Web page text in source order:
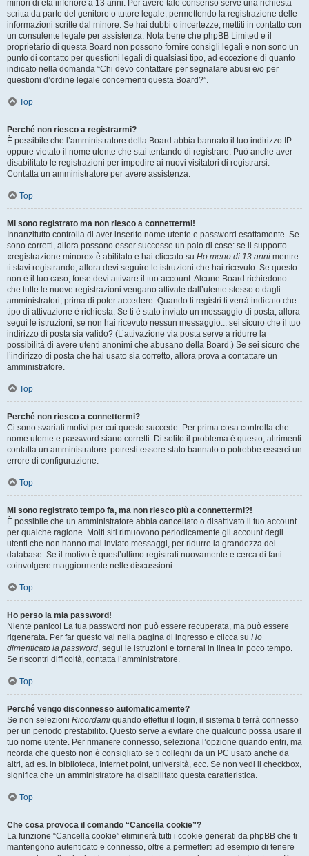
minori di età inferiore a 13 anni. Per avere tale consenso serve una richiesta
scritta da parte del genitore o tutore legale, permettendo la registrazione delle
informazioni scritte dal minore. Se hai dubbi o incertezze, mettiti in contatto con
un consulente legale per assistenza. Nota bene che phpBB Limited e il
proprietario di questa Board non possono fornire consigli legali e non sono un
punto di contatto per questioni legali di qualsiasi tipo, ad eccezione di quanto
indicato nella domanda “Chi devo contattare per segnalare abusi e/o per
questioni d’ordine legale concernenti questa Board?”.
Top
Perché non riesco a registrarmi?
È possibile che l’amministratore della Board abbia bannato il tuo indirizzo IP
oppure vietato il nome utente che stai tentando di registrare. Può anche aver
disabilitato le registrazioni per impedire ai nuovi visitatori di registrarsi.
Contatta un amministratore per avere assistenza.
Top
Mi sono registrato ma non riesco a connettermi!
Innanzitutto controlla di aver inserito nome utente e password esattamente. Se
sono corretti, allora possono esser successe un paio di cose: se il supporto
«registrazione minore» è abilitato e hai cliccato su Ho meno di 13 anni mentre
ti stavi registrando, allora devi seguire le istruzioni che hai ricevuto. Se questo
non è il tuo caso, forse devi attivare il tuo account. Alcune Board richiedono
che tutte le nuove registrazioni vengano attivate dall’utente stesso o dagli
amministratori, prima di poter accedere. Quando ti registri ti verrà indicato che
tipo di attivazione è richiesta. Se ti è stato inviato un messaggio di posta, allora
segui le istruzioni; se non hai ricevuto nessun messaggio... sei sicuro che il tuo
indirizzo di posta sia valido? (L’attivazione via posta serve a ridurre la
possibilità di avere utenti anonimi che abusano della Board.) Se sei sicuro che
l’indirizzo di posta che hai usato sia corretto, allora prova a contattare un
amministratore.
Top
Perché non riesco a connettermi?
Ci sono svariati motivi per cui questo succede. Per prima cosa controlla che
nome utente e password siano corretti. Di solito il problema è questo, altrimenti
contatta un amministratore: potresti essere stato bannato o potrebbe esserci un
errore di configurazione.
Top
Mi sono registrato tempo fa, ma non riesco più a connettermi?!
È possibile che un amministratore abbia cancellato o disattivato il tuo account
per qualche ragione. Molti siti rimuovono periodicamente gli account degli
utenti che non hanno mai inviato messaggi, per ridurre la grandezza del
database. Se il motivo è quest’ultimo registrati nuovamente e cerca di farti
coinvolgere maggiormente nelle discussioni.
Top
Ho perso la mia password!
Niente panico! La tua password non può essere recuperata, ma può essere
rigenerata. Per far questo vai nella pagina di ingresso e clicca su Ho
dimenticato la password, segui le istruzioni e tornerai in linea in poco tempo.
Se riscontri difficoltà, contatta l’amministratore.
Top
Perché vengo disconnesso automaticamente?
Se non selezioni Ricordami quando effettui il login, il sistema ti terrà connesso
per un periodo prestabilito. Questo serve a evitare che qualcuno possa usare il
tuo nome utente. Per rimanere connesso, seleziona l’opzione quando entri, ma
ricorda che questo non è consigliato se ti colleghi da un PC usato anche da
altri, ad es. in biblioteca, Internet point, università, ecc. Se non vedi il checkbox,
significa che un amministratore ha disabilitato questa caratteristica.
Top
Che cosa provoca il comando “Cancella cookie”?
La funzione “Cancella cookie” eliminerà tutti i cookie generati da phpBB che ti
mantengono autenticato e connesso, oltre a permetterti ad esempio di tenere